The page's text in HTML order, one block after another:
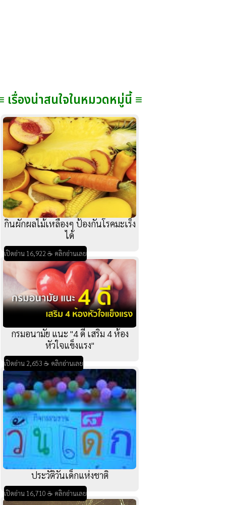
≡ เรื่องน่าสนใจในหมวดหมู่นี้ ≡
กินผักผลไม้เหลืองๆ ป้องกันโรคมะเร็ง
ได้
เปิดอ่าน 16,922 ☕ คลิกอ่านเลย
กรมอนามัย แนะ "4 ดี เสริม 4 ห้อง
หัวใจแข็งแรง"
เปิดอ่าน 2,653 ☕ คลิกอ่านเลย
ประวัติวันเด็กแห่งชาติ